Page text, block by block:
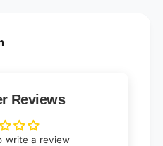
Reviews
write a review